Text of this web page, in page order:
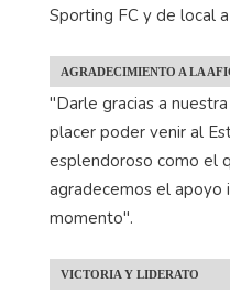
Sporting FC y de local
AGRADECIMIENTO A LA
"Darle gracias a
placer poder venir al
esplendoroso como el
agradecemos el apoyo
momento".
VICTORIA Y LIDERATO